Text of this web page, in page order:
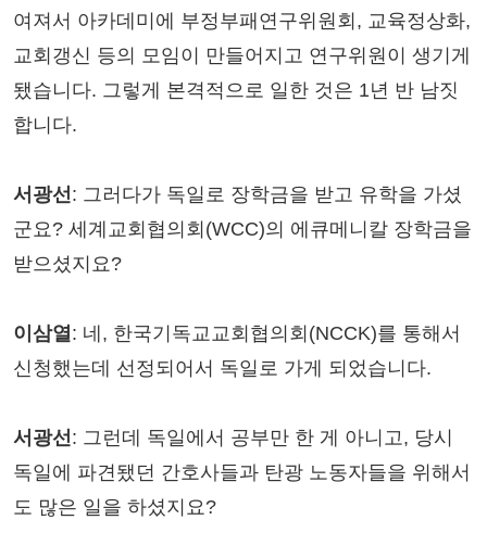
여져서 아카데미에 부정부패연구위원회, 교육정상화,
교회갱신 등의 모임이 만들어지고 연구위원이 생기게
됐습니다. 그렇게 본격적으로 일한 것은 1년 반 남짓
합니다.
서광선: 그러다가 독일로 장학금을 받고 유학을 가셨
군요? 세계교회협의회(WCC)의 에큐메니칼 장학금을
받으셨지요?
이삼열: 네, 한국기독교교회협의회(NCCK)를 통해서
신청했는데 선정되어서 독일로 가게 되었습니다.
서광선: 그런데 독일에서 공부만 한 게 아니고, 당시
독일에 파견됐던 간호사들과 탄광 노동자들을 위해서
도 많은 일을 하셨지요?